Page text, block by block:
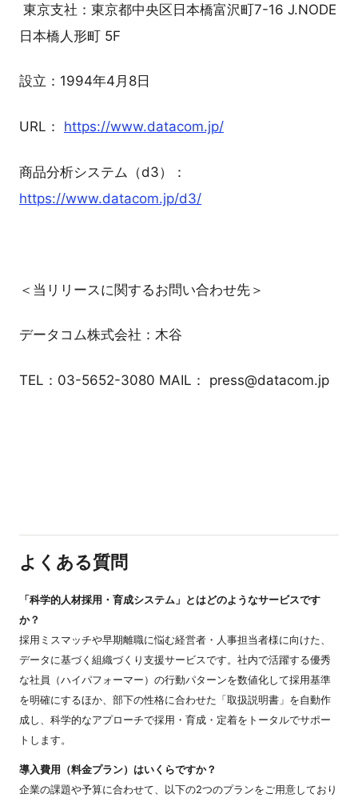
東京支社：東京都中央区日本橋富沢町7-16 J.NODE
日本橋人形町 5F
設立：1994年4月8日
URL： https://www.datacom.jp/
商品分析システム（d3）：
https://www.datacom.jp/d3/
＜当リリースに関するお問い合わせ先＞
データコム株式会社：木谷
TEL：03-5652-3080 MAIL： press@datacom.jp
よくある質問
「科学的人材採用・育成システム」とはどのようなサービスです
か？
採用ミスマッチや早期離職に悩む経営者・人事担当者様に向けた、
データに基づく組織づくり支援サービスです。社内で活躍する優秀
な社員（ハイパフォーマー）の行動パターンを数値化して採用基準
を明確にするほか、部下の性格に合わせた「取扱説明書」を自動作
成し、科学的なアプローチで採用・育成・定着をトータルでサポー
トします。
導入費用（料金プラン）はいくらですか？
企業の課題や予算に合わせて、以下の2つのプランをご用意しており